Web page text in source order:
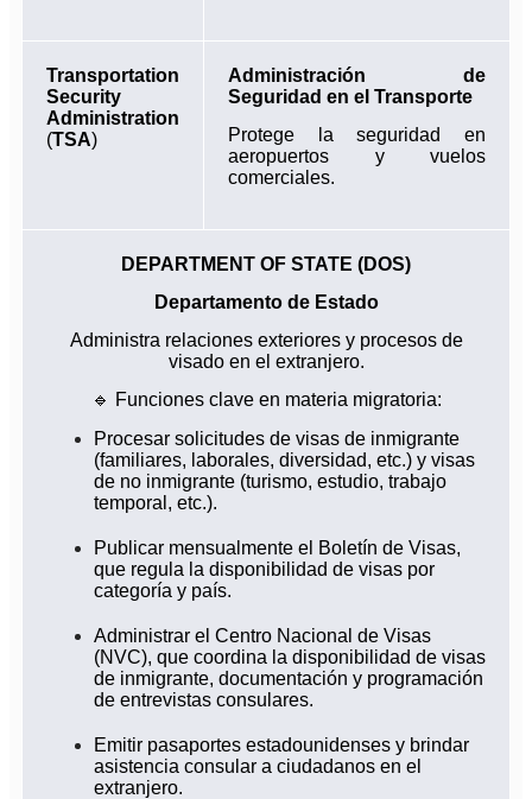
Transportation
Security
Administration
(TSA)
Administración de
Seguridad en el Transporte
Protege la seguridad en
aeropuertos y vuelos
comerciales.
DEPARTMENT OF STATE (DOS)
Departamento de Estado
Administra relaciones exteriores y procesos de
visado en el extranjero.
🔹 Funciones clave en materia migratoria:
Procesar solicitudes de visas de inmigrante
(familiares, laborales, diversidad, etc.) y visas
de no inmigrante (turismo, estudio, trabajo
temporal, etc.).
Publicar mensualmente el Boletín de Visas,
que regula la disponibilidad de visas por
categoría y país.
Administrar el Centro Nacional de Visas
(NVC), que coordina la disponibilidad de visas
de inmigrante, documentación y programación
de entrevistas consulares.
Emitir pasaportes estadounidenses y brindar
asistencia consular a ciudadanos en el
extranjero.